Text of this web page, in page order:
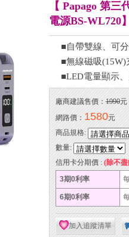
【 Papago 第
電源BS-WL720】
■自帶雙線、可
■無線磁吸
■LED電量顯示
廠商建議售價： 1990元
網路價： 1580元
商品規格:
數量:
信用卡分期價 : (除不
3期0利率
6期0利率
加入追蹤清單